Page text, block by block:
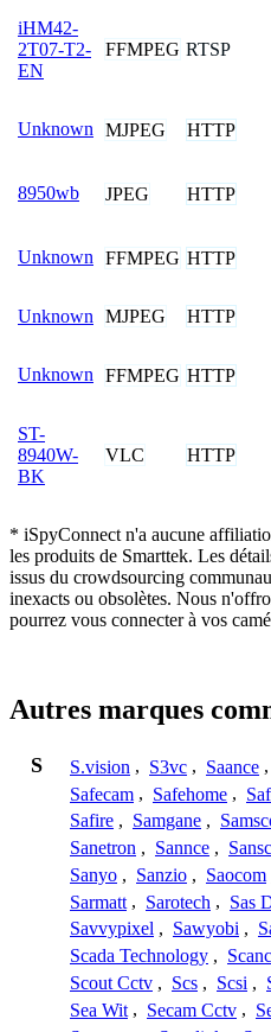
iHM42-
2T07-T2-
EN
FFMPEG RTSP
Unknown MJPEG HTTP
8950wb JPEG HTTP
Unknown FFMPEG HTTP
Unknown MJPEG HTTP
Unknown FFMPEG HTTP
ST-
8940W-
BK
VLC HTTP
* iSpyConnect n'a aucune
les produits de Smarttek. Les
issus du crowdsourcing
inexacts ou obsolètes. Nous
pourrez vous connecter à vos
Autres marques
S S.vision , S3vc , Saance ,
Safecam , Safehome ,
Safire , Samgane ,
Sanetron , Sannce ,
Sanyo , Sanzio , Saocom
Sarmatt , Sarotech , Sas
Savvypixel , Sawyobi ,
Scada Technology ,
Scout Cctv , Scs , Scsi ,
Sea Wit , Secam Cctv ,